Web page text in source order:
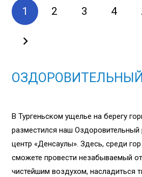
1 2 3 4
В Тургеньском ущелье на берегу
разместился наш Оздоровительный
центр «Денсаулық». Здесь, среди
сможете провести незабываемый
чистейшим воздухом, насладиться